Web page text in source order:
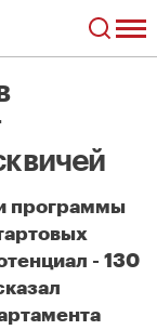
программы
- 130